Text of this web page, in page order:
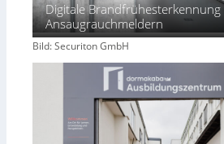
Digitale Brandfrühesterkennung
Ansaugrauchmeldern
Bild: Securiton GmbH